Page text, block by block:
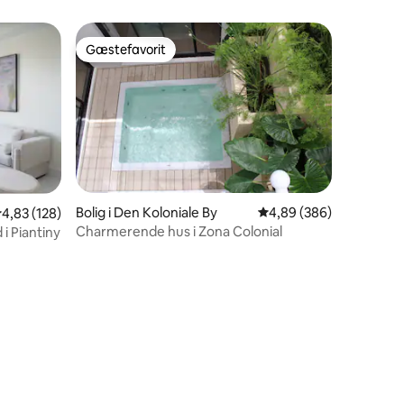
ud af 5 i gennemsnitlig bedømmelse, 128 omtaler
4,83 (128)
i Piantiny
Gæstefavorit
Gæstefavorit
Bolig i Den Koloniale By 4,89 ud af 5 i
4,89 (386)
Charmerende hus i Zona Colonial